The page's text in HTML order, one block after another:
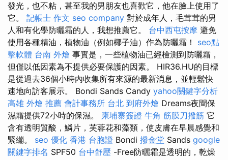
發光，也不粘，甚至我的男朋友也喜歡它，他在臉上使用了
它。 記帳士 作文 seo company 對於成年人，毛茸茸的男
人和有化學防曬霜的人，我想推薦它。 台中西屯按摩 避免
使用各種精油，植物油（例如椰子油）作為防曬霜！ seo點
擊軟體 台南 外燴 事實是，一些植物油已經檢測到防曬霜，
但僅以低因素為不提供必要保護的因素。 HIR36.HU的目標
是從過去36個小時內收集所有來源的最新消息，並輕鬆快
速地向訪客展示。 Bondi Sands Candy yahoo關鍵字分析
高雄 外燴 推薦 會計事務所 台北 到府外燴 Dreams夜間保
濕霜提供72小時的保濕。 柬埔寨簽證 牛角 筋膜刀撥筋 它
含有透明質酸，鱗片，芙蓉花和藻類，使皮膚在早晨感覺和
緊繃。 seo 優化 香港 台胞證 Bondi 撥金堂 Sands google
關鍵字排名 SPF50 台中舒壓 -Free防曬霜是透明的，乾燥